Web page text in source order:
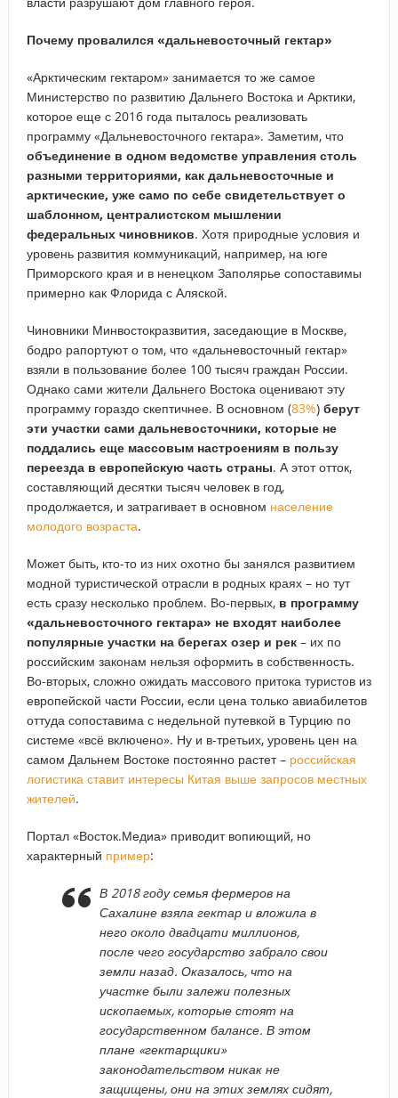
Почему провалился «дальневосточный гектар»
«Арктическим гектаром» занимается то же самое
Министерство по развитию Дальнего Востока и Арктики,
которое еще с 2016 года пыталось реализовать
программу «Дальневосточного гектара». Заметим, что
объединение в одном ведомстве управления столь
разными территориями, как дальневосточные и
арктические, уже само по себе свидетельствует о
шаблонном, централистском мышлении
федеральных чиновников. Хотя природные условия и
уровень развития коммуникаций, например, на юге
Приморского края и в ненецком Заполярье сопоставимы
примерно как Флорида с Аляской.
Чиновники Минвостокразвития, заседающие в Москве,
бодро рапортуют о том, что «дальневосточный гектар»
взяли в пользование более 100 тысяч граждан России.
Однако сами жители Дальнего Востока оценивают эту
программу гораздо скептичнее. В основном (83%) берут
эти участки сами дальневосточники, которые не
поддались еще массовым настроениям в пользу
переезда в европейскую часть страны. А этот отток,
составляющий десятки тысяч человек в год,
продолжается, и затрагивает в основном население
молодого возраста.
Может быть, кто-то из них охотно бы занялся развитием
модной туристической отрасли в родных краях – но тут
есть сразу несколько проблем. Во-первых, в программу
«дальневосточного гектара» не входят наиболее
популярные участки на берегах озер и рек– их по
российским законам нельзя оформить в собственность.
Во-вторых, сложно ожидать массового притока туристов из
европейской части России, если цена только авиабилетов
оттуда сопоставима с недельной путевкой в Турцию по
системе «всё включено». Ну и в-третьих, уровень цен на
самом Дальнем Востоке постоянно растет – российская
логистика ставит интересы Китая выше запросов местных
жителей.
Портал «Восток.Медиа» приводит вопиющий, но
характерный пример:
В 2018 году семья фермеров на
Сахалине взяла гектар и вложила в
него около двадцати миллионов,
после чего государство забрало свои
земли назад. Оказалось, что на
участке были залежи полезных
ископаемых, которые стоят на
государственном балансе. В этом
плане «гектарщики»
законодательством никак не
защищены, они на этих землях сидят,